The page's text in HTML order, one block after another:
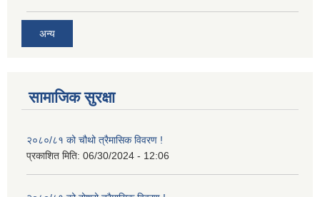
अन्य
सामाजिक सुरक्षा
२०८०/८१ को चौथो त्रैमासिक विवरण !
प्रकाशित मिति: 06/30/2024 - 12:06